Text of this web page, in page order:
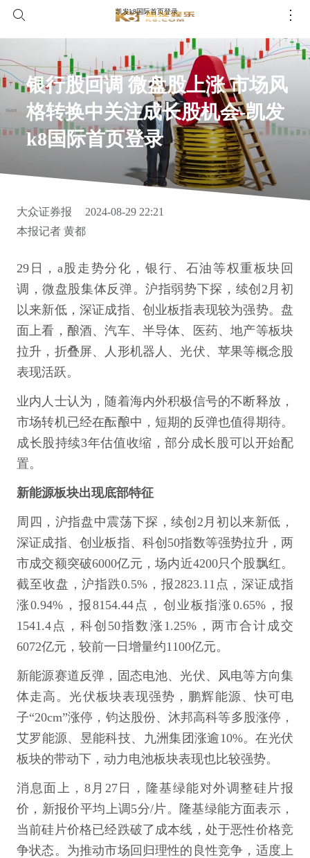
凯发k8国际首页登录
银行股回调 微盘股上涨 市场风
格转换中关注成长股机会-凯发
k8国际首页登录
大众证券报
2024-08-29 22:21
本报记者 黄都
29日，a股走势分化，银行、石油等权重板块回
调，微盘股集体反弹。沪指弱势下探，续创2月初
以来新低，深证成指、创业板指表现较为强势。盘
面上看，酿酒、汽车、半导体、医药、地产等板块
拉升，折叠屏、人形机器人、光伏、苹果等概念股
表现活跃。
业内人士认为，随着海内外积极信号的不断释放，
市场转机已经在酝酿中，短期的反弹也值得期待。
成长股持续3年估值收缩，部分成长股可以开始配
置。
新能源板块出现底部特征
周四，沪指盘中震荡下探，续创2月初以来新低，
深证成指、创业板指、科创50指数等强势拉升，两
市成交额突破6000亿元，场内近4200只个股飘红。
截至收盘，沪指跌0.5%，报2823.11点，深证成指
涨0.94%，报8154.44点，创业板指涨0.65%，报
1541.4点，科创50指数涨1.25%，两市合计成交
6072亿元，较前一日增量约1100亿元。
新能源赛道反弹，固态电池、光伏、风电等方向集
体走高。光伏板块表现强势，鹏辉能源、快可电
子“20cm”涨停，钧达股份、沐邦高科等多股涨停，
艾罗能源、昱能科技、九洲集团涨逾10%。在光伏
板块的带动下，动力电池板块表现也比较强势。
消息面上，8月27日，隆基绿能对外调整硅片报
价，新报价平均上调5分/片。隆基绿能方面表示，
当前硅片价格已经跌破了成本线，处于恶性价格竞
争状态。为推动市场回归理性的良性竞争，适度上